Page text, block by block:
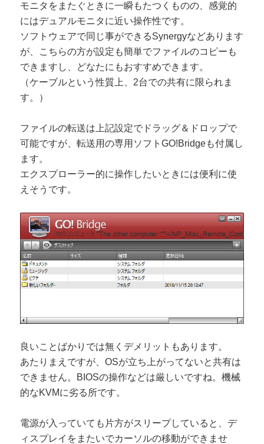
モニタをまたぐときに一瞬もたつくものの、感覚的
にはデュアルモニタに近い操作性です。
ソフトウェアで同じ事ができるSynergyなどあります
が、こちらの方が設定も簡単でファイルのコピーも
できますし、どなたにもおすすめできます。
（ケーブルという性質上、2台での共有に限られま
す。）
ファイルの転送は上記設定でドラッグ＆ドロップで
可能ですが、転送用の専用ソフトGO!Bridgeも付属し
ます。
エクスプローラー的に操作したいときには便利に使
えそうです。
良いことばかりでは無くデメリットもあります。
あたりまえですが、OSが立ち上がってないと共有は
できません。BIOSの操作などは厳しいですね。機械
的なKVMに劣る所です。
電源が入っていても片方がスリープしていると、デ
ィスプレイをまたいでカーソルの移動ができませ